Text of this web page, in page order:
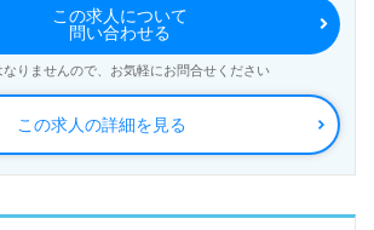
この求人の詳細を見る
この求人について
問い合わせる
なりませんので、お気軽にお問合せください